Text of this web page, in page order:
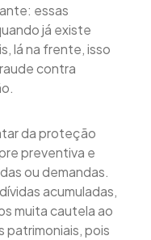
essas
já existe
lá na frente, isso
contra
da proteção
preventiva e
ou demandas.
acumuladas,
muita cautela ao
patrimoniais, pois